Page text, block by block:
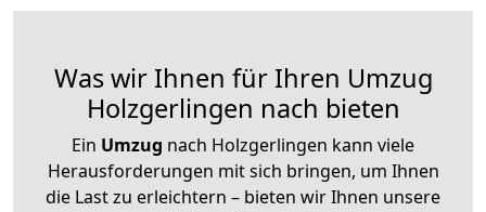
Was wir Ihnen für Ihren Umzug
Holzgerlingen nach bieten
Ein Umzug nach Holzgerlingen kann viele
Herausforderungen mit sich bringen, um Ihnen
die Last zu erleichtern – bieten wir Ihnen unsere